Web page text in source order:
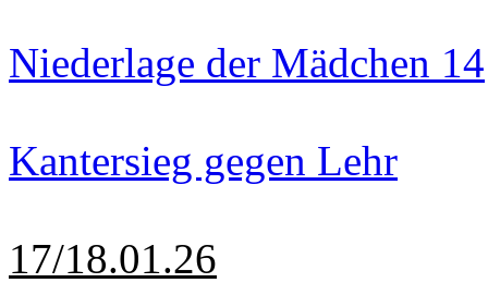
Niederlage der Mädchen 14
Kantersieg gegen Lehr
17/18.01.26